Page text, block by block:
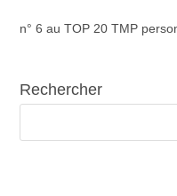
n° 6 au TOP 20 TMP
Rechercher